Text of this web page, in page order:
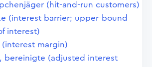
(hit-and-run customers)
(interest barrier; upper-bound
interest)
(interest margin)
bereinigte (adjusted interest